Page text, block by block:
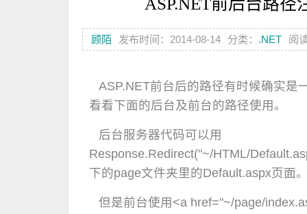
ASP.NET前后台路径
顾陌 发布时间：2014-08-14 分类： .NET 阅
ASP.NET前台后的路径有时候确实是
看看下面的后台及前台的路径使用。
后台服务器代码可以用
Response.Redirect("~/HTML/
下的page文件夹里的Default.aspx页面
但是前台使用<a href="~/page/